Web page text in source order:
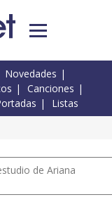
Novedades
Canciones
Listas
de Ariana